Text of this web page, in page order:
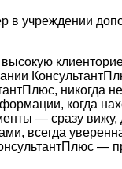
в учреждении
высокую
никогда
когда
— сразу вижу,
всегда
—